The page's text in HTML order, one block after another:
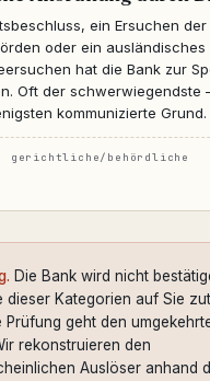
ein Ersuchen der
oder ein ausländisches
hat die Bank zur
Oft der schwerwiegendste
kommunizierte Grund.
gerichtliche/behördliche
Die Bank wird nicht
dieser Kategorien auf Sie
Prüfung geht den
rekonstruieren den
Auslöser anhand